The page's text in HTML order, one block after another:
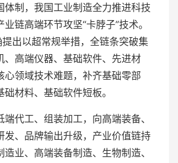
体制，我国工业制造全力推进科技
链高端环节攻坚“卡脖子”技术。
提出以超常规举措，全链条突破集
、高端仪器、基础软件、先进材
心领域技术难题，补齐基础零部
材料、基础软件短板。
代工、组装加工，向高端装备、
发、品牌输出升级，产业价值链持
业、高端装备制造、生物制造、